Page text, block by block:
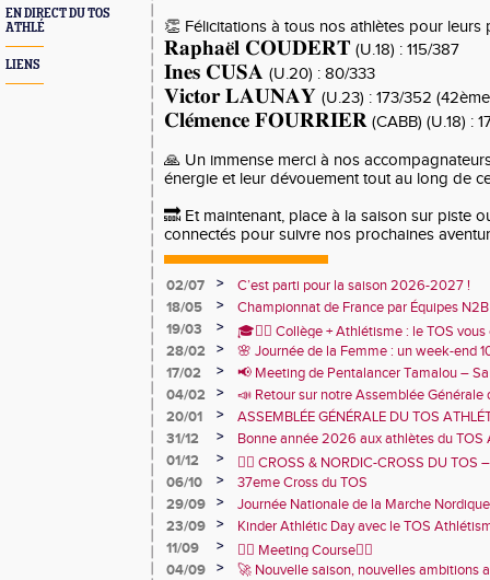
EN DIRECT DU TOS
ATHLÉ
LIENS
👏 Félicitations à tous nos athlètes pour leurs
𝐑𝐚𝐩𝐡𝐚𝐞̈𝐥 𝐂𝐎𝐔𝐃𝐄𝐑𝐓 (U.18) : 115/387
𝐈𝐧𝐞𝐬 𝐂𝐔𝐒𝐀 (U.20) : 80/333
𝐕𝐢𝐜𝐭𝐨𝐫 𝐋𝐀𝐔𝐍𝐀𝐘 (U.23) : 173/352
𝐂𝐥𝐞́𝐦𝐞𝐧𝐜𝐞 𝐅𝐎𝐔𝐑𝐑𝐈𝐄𝐑 (CABB) (U.18) :
🙏 Un immense merci à nos
énergie et leur dévouement tout au long de
🔜 Et maintenant, place à la saison sur piste
connectés pour suivre nos prochaines
02/07 >
C’est parti pour la saison 2026-2027 !
18/05
>
Championnat de France par Équipes
1er avec 86 787 points !🩷
19/03 >
🎓🏃‍♂️ Collège + Athlétisme : le TOS
sportive du collège Marie Curie !
28/02 >
🌸 Journée de la Femme : un week-end
TOS Athlétisme
17/02 >
📢 Meeting de Pentalancer Tamalou –
04/02
>
📣 Retour sur notre Assemblée
2026 🙌
20/01 >
ASSEMBLÉE GÉNÉRALE DU TOS
JANVIER 18h30 – CENTRE SPORTIF DE
31/12 >
Bonne année 2026 aux athlètes du TOS
01/12
>
🏃‍♂️ CROSS & NORDIC-CROSS DU
et de convivialité ! 🏃‍♀️
06/10 >
37eme Cross du TOS
29/09
>
Journée Nationale de la Marche Nordique
23/09
>
Kinder Athlétic Day avec le TOS
11/09
>
🏃‍♂️ Meeting Course🏃‍♀️
04/09
>
🚀 Nouvelle saison, nouvelles ambitions